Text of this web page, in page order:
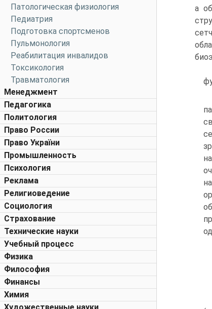
Патологическая физиология
Педиатрия
Подготовка спортсменов
Пульмонология
Реабилитация инвалидов
Токсикология
Травматология
Менеджмент
Педагогика
Политология
Право России
Право України
Промышленность
Психология
Реклама
Религиоведение
Социология
Страхование
Технические науки
Учебный процесс
Физика
Философия
Финансы
Химия
а